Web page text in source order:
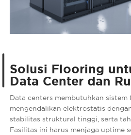
Solusi Flooring
Data Center dan
Data centers membutuhkan
mengendalikan elektrostatis
stabilitas struktural tinggi, serta
Fasilitas ini harus menjaga uptime